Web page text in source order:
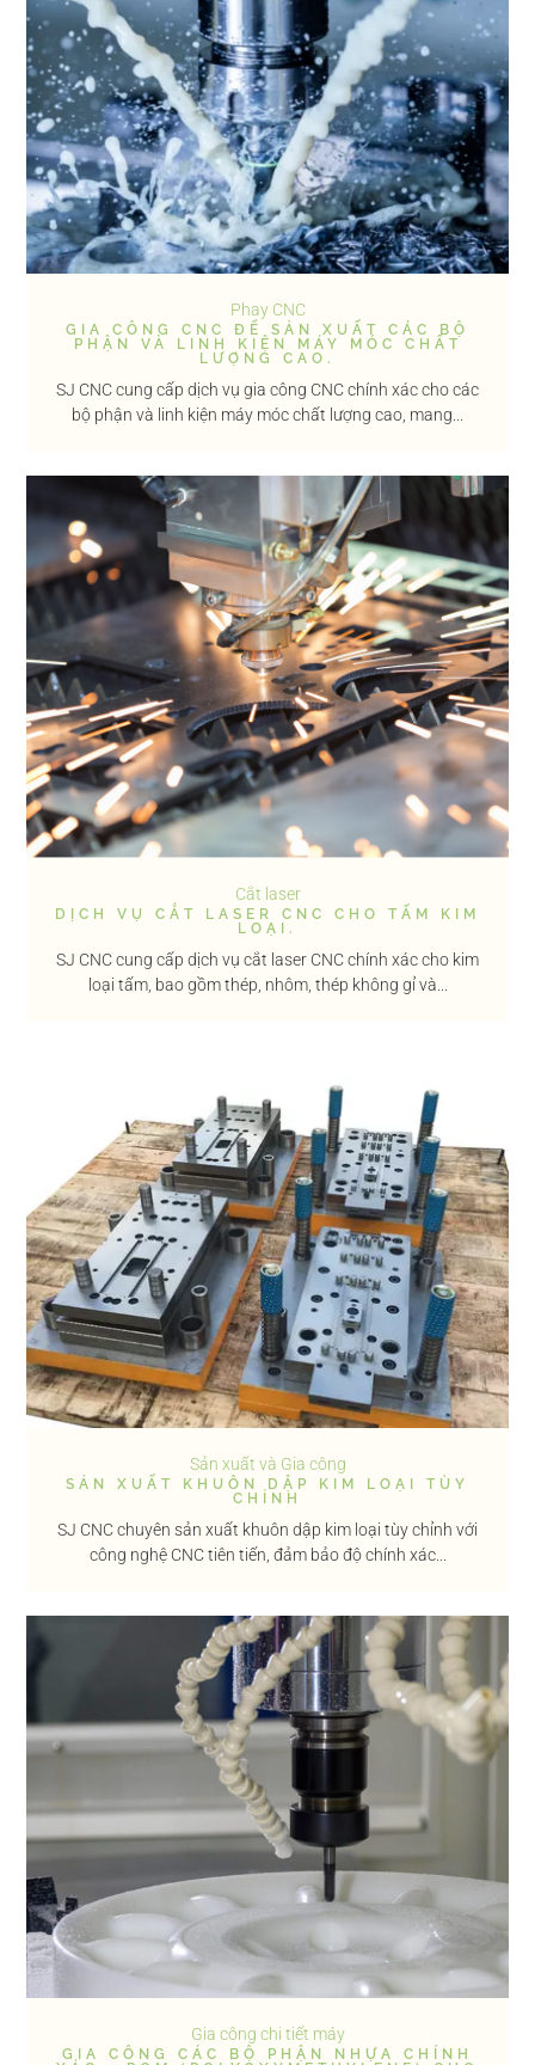
Phay CNC
GIA CÔNG CNC ĐỂ SẢN XUẤT CÁC BỘ
PHẬN VÀ LINH KIỆN MÁY MÓC CHẤT
LƯỢNG CAO.
SJ CNC cung cấp dịch vụ gia công CNC chính xác cho các
bộ phận và linh kiện máy móc chất lượng cao, mang...
Cắt laser
DỊCH VỤ CẮT LASER CNC CHO TẤM KIM
LOẠI.
SJ CNC cung cấp dịch vụ cắt laser CNC chính xác cho kim
loại tấm, bao gồm thép, nhôm, thép không gỉ và...
Sản xuất và Gia công
SẢN XUẤT KHUÔN DẬP KIM LOẠI TÙY
CHỈNH
SJ CNC chuyên sản xuất khuôn dập kim loại tùy chỉnh với
công nghệ CNC tiên tiến, đảm bảo độ chính xác...
Gia công chi tiết máy
GIA CÔNG CÁC BỘ PHẬN NHỰA CHÍNH